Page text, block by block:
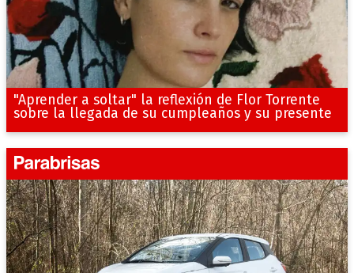
"Aprender a soltar" la reflexión de Flor Torrente
sobre la llegada de su cumpleaños y su presente